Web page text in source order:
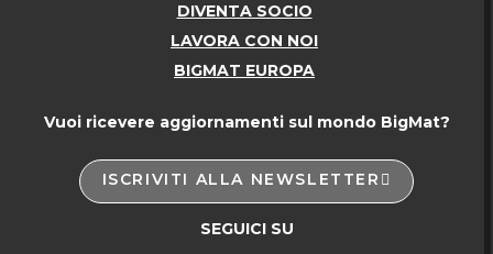
DIVENTA SOCIO
LAVORA CON NOI
BIGMAT EUROPA
Vuoi ricevere aggiornamenti sul mondo BigMat?
ISCRIVITI ALLA NEWSLETTER
SEGUICI SU